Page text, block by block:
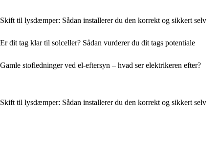
Skift til lysdæmper: Sådan installerer du den korrekt og sikkert selv
Er dit tag klar til solceller? Sådan vurderer du dit tags potentiale
Gamle stofledninger ved el-eftersyn – hvad ser elektrikeren efter?
Skift til lysdæmper: Sådan installerer du den korrekt og sikkert selv